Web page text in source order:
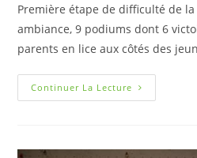
Première étape de difficulté de
ambiance, 9 podiums dont 6
parents en lice aux côtés des
Continuer La Lecture